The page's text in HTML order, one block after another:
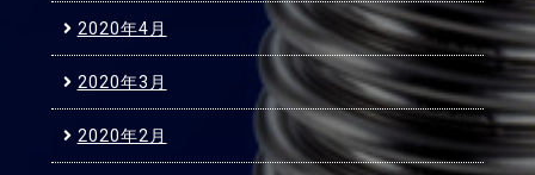
2020年4月
2020年3月
2020年2月